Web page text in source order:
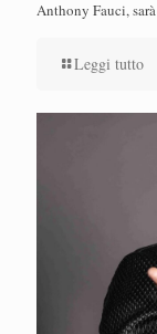
Anthony Fauci,
Leggi tutto